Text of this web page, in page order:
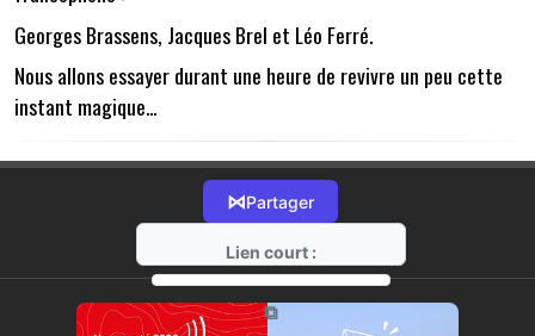
Georges Brassens, Jacques Brel et Léo Ferré.
Nous allons essayer durant une heure de revivre un peu cette
instant magique...
⋈Partager
Lien court :
https://radio-g.fr?19516
⧉